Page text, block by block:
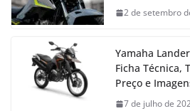
2 de setembro
Yamaha
Ficha Técnica,
Preço e
7 de julho de